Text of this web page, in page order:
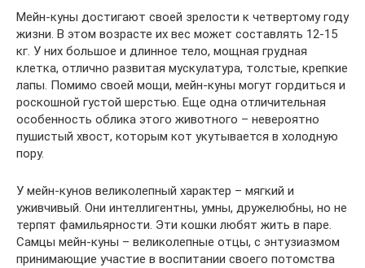
Мейн-куны достигают своей зрелости к четвертому году
жизни. В этом возрасте их вес может составлять 12-15
кг. У них большое и длинное тело, мощная грудная
клетка, отлично развитая мускулатура, толстые, крепкие
лапы. Помимо своей мощи, мейн-куны могут гордиться и
роскошной густой шерстью. Еще одна отличительная
особенность облика этого животного – невероятно
пушистый хвост, которым кот укутывается в холодную
пору.
У мейн-кунов великолепный характер – мягкий и
уживчивый. Они интеллигентны, умны, дружелюбны, но не
терпят фамильярности. Эти кошки любят жить в паре.
Самцы мейн-куны – великолепные отцы, с энтузиазмом
принимающие участие в воспитании своего потомства